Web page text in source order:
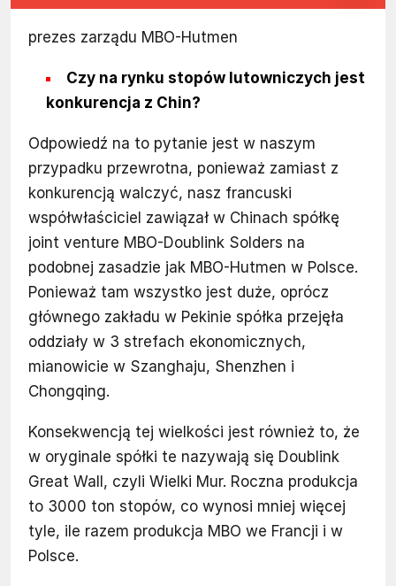
prezes zarządu MBO-Hutmen
Czy na rynku stopów lutowniczych jest
konkurencja z Chin?
Odpowiedź na to pytanie jest w naszym
przypadku przewrotna, ponieważ zamiast z
konkurencją walczyć, nasz francuski
współwłaściciel zawiązał w Chinach spółkę
joint venture MBO-Doublink Solders na
podobnej zasadzie jak MBO-Hutmen w Polsce.
Ponieważ tam wszystko jest duże, oprócz
głównego zakładu w Pekinie spółka przejęła
oddziały w 3 strefach ekonomicznych,
mianowicie w Szanghaju, Shenzhen i
Chongqing.
Konsekwencją tej wielkości jest również to, że
w oryginale spółki te nazywają się Doublink
Great Wall, czyli Wielki Mur. Roczna produkcja
to 3000 ton stopów, co wynosi mniej więcej
tyle, ile razem produkcja MBO we Francji i w
Polsce.